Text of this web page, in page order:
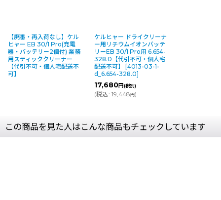
【廃番・再入荷なし】ケル
ヒャー EB 30/1 Pro(充電
器・バッテリー2個付) 業務
用スティッククリーナー
【代引不可・個人宅配送不
可】
ケルヒャー ドライクリーナ
ー用リチウムイオンバッテ
リーEB 30/1 Pro用 6.654-
328.0【代引不可・個人宅
配送不可】
[4013-03-1-
d_6.654-328.0]
17,680円(税別)
(税込: 19,448円)
この商品を見た人はこんな商品もチェックしています